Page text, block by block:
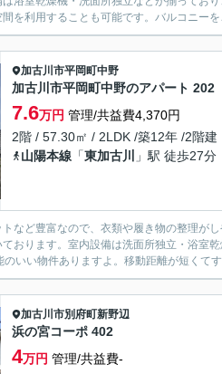
を利用することも可能です。バルコニー
加古川市平岡町中野
加古川市平岡町中野のアパート 202
7.6万円 管理/共益費4,370円
2階 / 57.30㎡ / 2LDK /築12年 /2階建
山陽本線 「東加古川 」駅 徒歩27分
など豊富なので、衣類や履き物の整理が
おります。室内設備は洗面所独立・浴室
いい物件ありますよ。移動距離が短くて
加古川市別府町新野辺
浜の宮コーポ 402
4万円 管理/共益費-